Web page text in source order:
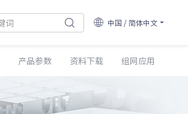
中国 / 简体中文
产品参数 资料下载 组网应用